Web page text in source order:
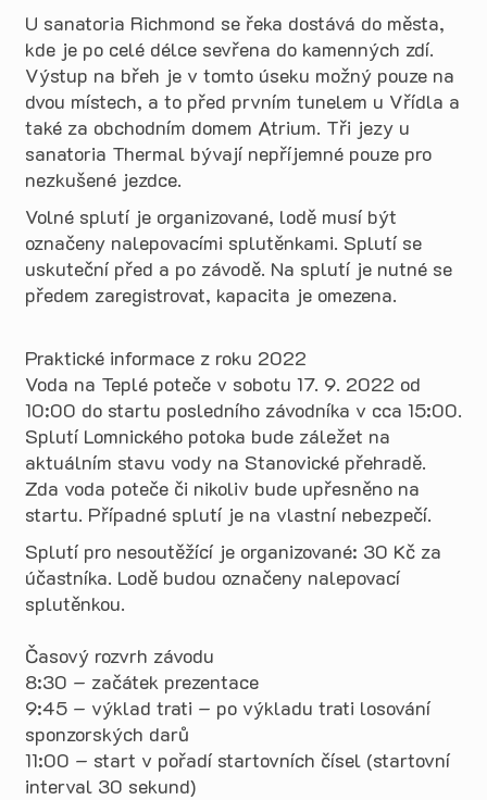
U sanatoria Richmond se řeka dostává do města,
kde je po celé délce sevřena do kamenných zdí.
Výstup na břeh je v tomto úseku možný pouze na
dvou místech, a to před prvním tunelem u Vřídla a
také za obchodním domem Atrium. Tři jezy u
sanatoria Thermal bývají nepříjemné pouze pro
nezkušené jezdce.
Volné splutí je organizované, lodě musí být
označeny nalepovacími splutěnkami. Splutí se
uskuteční před a po závodě. Na splutí je nutné se
předem zaregistrovat, kapacita je omezena.
Praktické informace z roku 2022
Voda na Teplé poteče v sobotu 17. 9. 2022 od
10:00 do startu posledního závodníka v cca 15:00.
Splutí Lomnického potoka bude záležet na
aktuálním stavu vody na Stanovické přehradě.
Zda voda poteče či nikoliv bude upřesněno na
startu. Případné splutí je na vlastní nebezpečí.
Splutí pro nesoutěžící je organizované: 30 Kč za
účastníka. Lodě budou označeny nalepovací
splutěnkou.
Časový rozvrh závodu
8:30 – začátek prezentace
9:45 – výklad trati – po výkladu trati losování
sponzorských darů
11:00 – start v pořadí startovních čísel (startovní
interval 30 sekund)